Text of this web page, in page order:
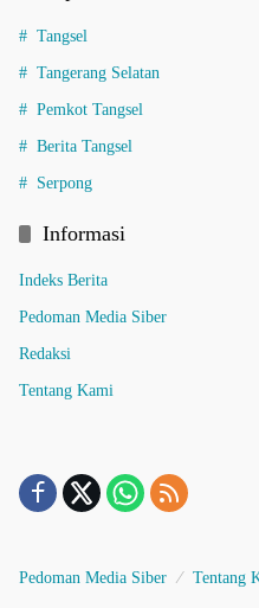
Tangsel
Tangerang Selatan
Pemkot Tangsel
Berita Tangsel
Serpong
Informasi
Indeks Berita
Pedoman Media Siber
Redaksi
Tentang Kami
Pedoman Media Siber Tentang